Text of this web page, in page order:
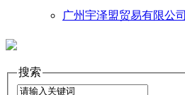
广州宇泽盟贸易有限公司
搜索